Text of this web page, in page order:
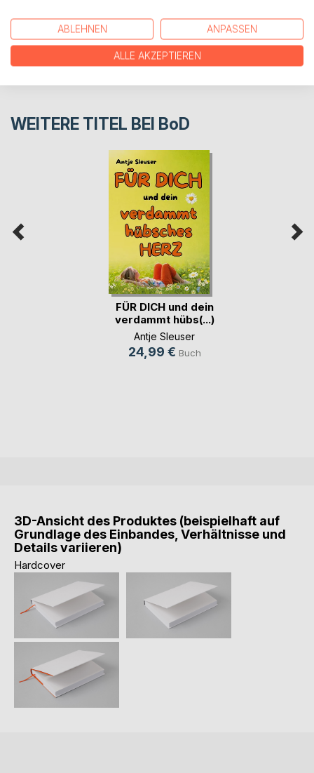
REZENSIONEN
WEITERE TITEL BEI BoD
FÜR DICH und dein
verdammt hübs(...)
Antje Sleuser
24,99 € Buch
3D-Ansicht des Produktes (beispielhaft auf
Grundlage des Einbandes, Verhältnisse und
Details variieren)
Hardcover
ABLEHNEN ANPASSEN
ALLE AKZEPTIEREN